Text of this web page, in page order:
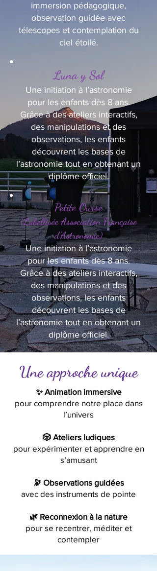
immersion pédagogique,
observation guidée avec
télescopes et contemplation du
ciel étoilé.
Luna y Sol
Une initiation à l’astronomie
pour les enfants dès 8 ans.
Grâce à des ateliers interactifs,
des manipulations et des
observations, les enfants
découvrent les bases de
l’astronomie tout en obtenant un
diplôme officiel.
Petite Ourse
(Labellisée Association Française
d’Astronomie)
Une initiation à l’astronomie
pour les enfants dès 8 ans.
Grâce à des ateliers interactifs,
des manipulations et des
observations, les enfants
découvrent les bases de
l’astronomie tout en obtenant un
diplôme officiel.
Une approche unique
✨ Animation immersive
pour comprendre notre place dans
l’univers
🎲 Ateliers ludiques
pour expérimenter et apprendre en
s’amusant
🔭 Observations guidées
avec des instruments de pointe
🌿 Reconnexion à la nature
pour se recentrer, méditer et
contempler